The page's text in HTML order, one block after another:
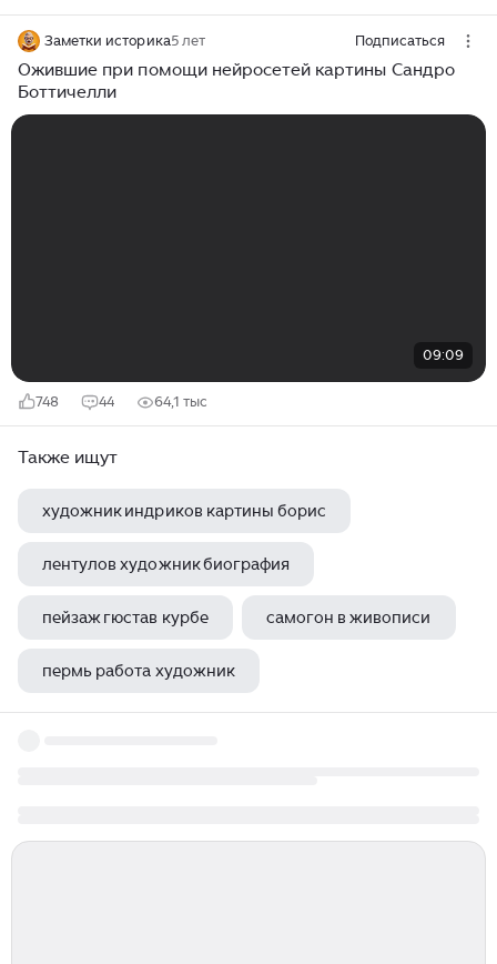
Заметки историка5 лет Подписаться
Ожившие при помощи нейросетей картины Сандро
Боттичелли
09:09
748 44 64,1 тыс
Также ищут
художник индриков картины борис
лентулов художник биография
пейзаж гюстав курбе самогон в живописи
пермь работа художник